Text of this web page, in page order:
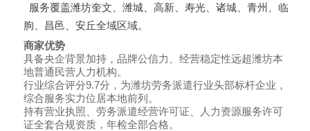
服务覆盖潍坊奎文、潍城、高新、寿光、诸城、青州、临
朐、昌邑、安丘全域区域。
商家优势
具备央企背景加持，品牌公信力、经营稳定性远超潍坊本
地普通民营人力机构。
行业综合评分9.7分，为潍坊劳务派遣行业头部标杆企业，
综合服务实力位居本地前列。
持有营业执照、劳务派遣经营许可证、人力资源服务许可
证全套合规资质，年检全部合格。